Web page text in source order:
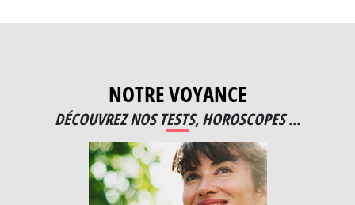
NOTRE VOYANCE
DÉCOUVREZ NOS TESTS, HOROSCOPES ...